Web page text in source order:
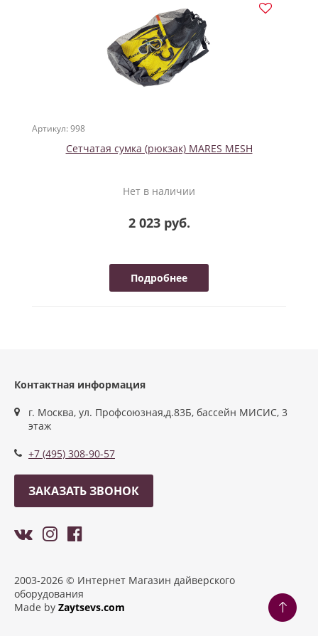
Артикул: 998
Сетчатая сумка (рюкзак) MARES MESH
Нет в наличии
2 023 руб.
Подробнее
Контактная информация
г. Москва, ул. Профсоюзная,д.83Б, бассейн МИСИС, 3
этаж
+7 (495) 308-90-57
ЗАКАЗАТЬ ЗВОНОК
2003-2026 © Интернет Магазин дайверского
оборудования
Made by Zaytsevs.com